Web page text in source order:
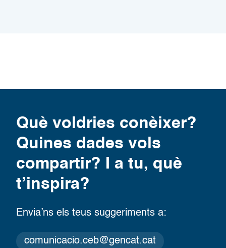
Què voldries conèixer?
Quines dades vols
compartir? I a tu, què
t’inspira?
Envia’ns els teus suggeriments a:
comunicacio.ceb@gencat.cat